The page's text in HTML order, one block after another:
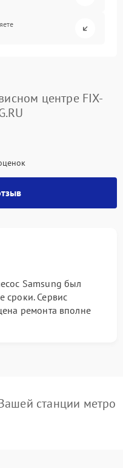
центре FIX-
Samsung был
сроки. Сервис
ремонта вполне
станции метро